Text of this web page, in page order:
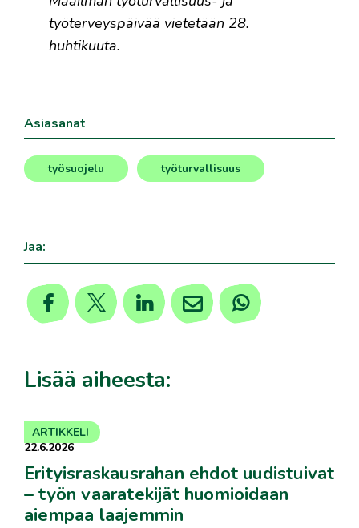
työterveyspäivää vietetään 28.
huhtikuuta.
Asiasanat
työsuojelu työturvallisuus
Jaa:
Lisää aiheesta:
22.6.2026
Erityisraskausrahan ehdot uudistuivat
– työn vaaratekijät huomioidaan
aiempaa laajemmin
ARTIKKELI